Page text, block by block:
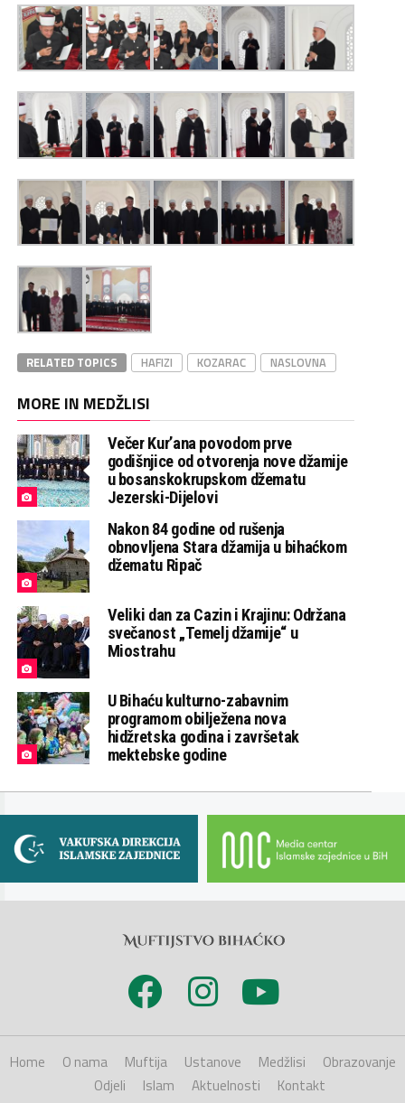
RELATED TOPICS HAFIZI KOZARAC NASLOVNA
MORE IN MEDŽLISI
Večer Kur’ana povodom prve
godišnjice od otvorenja nove džamije
u bosanskokrupskom džematu
Jezerski-Dijelovi
Nakon 84 godine od rušenja
obnovljena Stara džamija u bihaćkom
džematu Ripač
Veliki dan za Cazin i Krajinu: Održana
svečanost „Temelj džamije“ u
Miostrahu
U Bihaću kulturno-zabavnim
programom obilježena nova
hidžretska godina i završetak
mektebske godine
Home O nama Muftija Ustanove Medžlisi
Obrazovanje
Odjeli
Islam Aktuelnosti Kontakt